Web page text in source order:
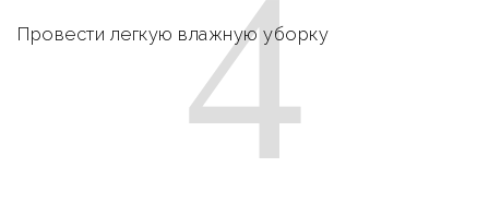
4
Провести легкую влажную уборку